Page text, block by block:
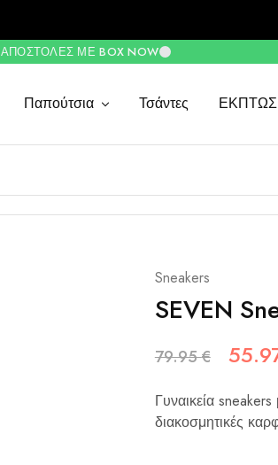
ΑΠΟΣΤΟΛΈΣ ΜΕ BOX NOW
Παπούτσια Τσάντες
Sneakers
SEVEN
79.95€
Γυναικεία
διακοσμητικές